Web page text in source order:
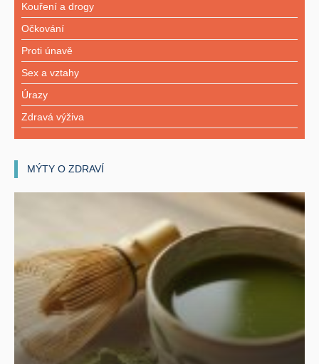
Kouření a drogy
Očkování
Proti únavě
Sex a vztahy
Úrazy
Zdravá výživa
MÝTY O ZDRAVÍ